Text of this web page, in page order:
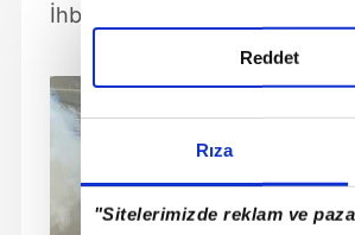
Rıza
"Sitelerimizde reklam ve
Reddet
İhbarla bölgeye ekipler sevk